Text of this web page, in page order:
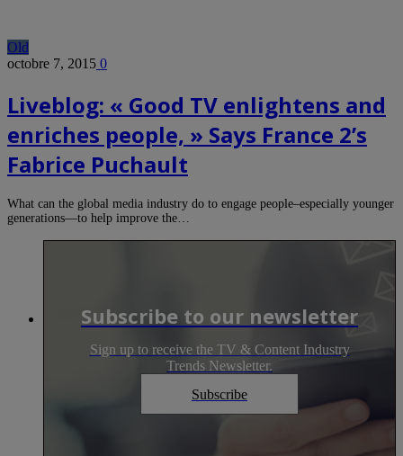
Old
octobre 7, 2015 0
Liveblog: « Good TV enlightens and
enriches people, » Says France 2’s
Fabrice Puchault
What can the global media industry do to engage people–especially younger
generations—to help improve the…
Subscribe to our newsletter
Sign up to receive the TV & Content Industry
Trends Newsletter.
Subscribe